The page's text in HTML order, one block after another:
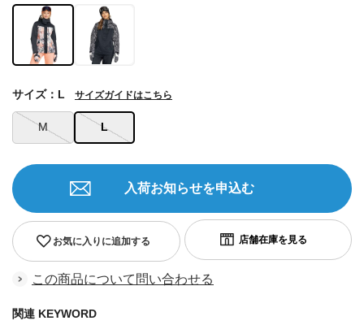
M L
サイズ：L サイズガイドはこちら
お気に入りに追加する
入荷お知らせを申込む
この商品について問い合わせる
関連 KEYWORD